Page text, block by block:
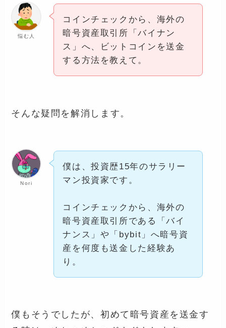
悩む人
コインチェックから、海外の
暗号資産取引所「バイナン
ス」へ、ビットコインを送金
する方法を教えて。
そんな疑問を解消します。
Nori
僕は、投資歴15年のサラリー
マン投資家です。
コインチェックから、海外の
暗号資産取引所である「バイ
ナンス」や「bybit」へ暗号資
産を何度も送金した経験あ
り。
僕もそうでしたが、初めて暗号資産を送金す